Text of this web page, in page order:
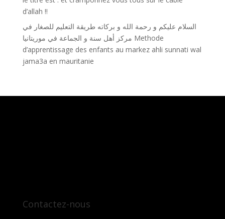
d’allah !!
السلام عليكم و رحمة الله و بركاته طريقة التعليم للصغار في
مركز أهل سنة و الجماعة في موريتانيا Methode
d’apprentissage des enfants au markez ahli sunnati wal
jama3a en mauritanie
Contactez-nous